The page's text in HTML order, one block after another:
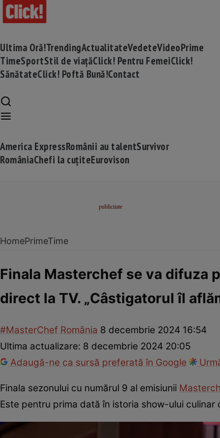
Ultima Oră!TrendingActualitateVedeteVideoPrime
TimeSportStil de viațăClick! Pentru FemeiClick!
SănătateClick! Poftă Bună!Contact
America ExpressRomânii au talentSurvivor
RomâniaChefi la cuțiteEurovison
HomePrimeTime
Finala Masterchef se va difuza
direct la TV. „Câstigatorul îl
#MasterChef România 8 decembrie 2024 16:54
Ultima actualizare: 8 decembrie 2024 20:05
Adaugă-ne ca sursă preferată în Google
Finala sezonului cu numărul 9 al emisiunii
Este pentru prima dată în istoria show-ului culinar